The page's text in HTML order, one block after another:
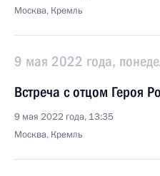
Москва, Кремль
9 мая 2022 года,
Встреча с отцом Героя
9 мая 2022 года, 13:35
Москва, Кремль